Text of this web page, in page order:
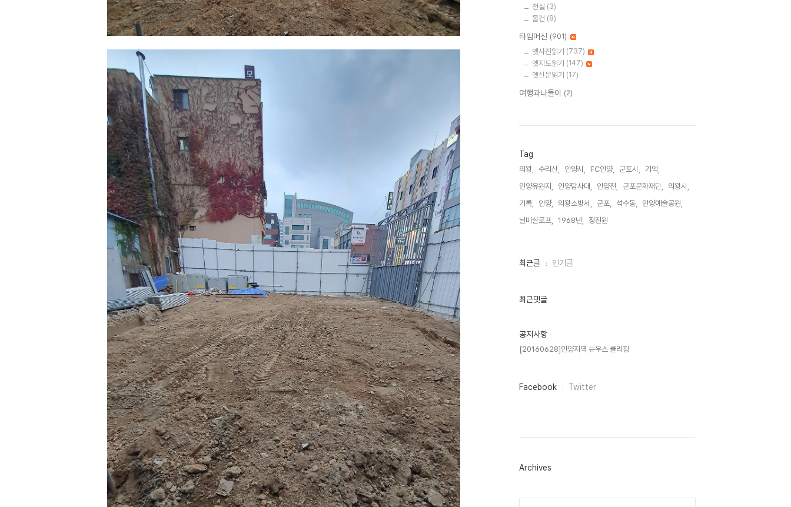
전설 (3)
물건 (8)
타임머신 (901)
옛사진읽기 (737)
옛지도읽기 (147)
옛신문읽기 (17)
여행과나들이 (2)
Tag
의왕, 수리산, 안양시, FC안양, 군포시,
기억,
안양유원지,
안양탐사대, 안양천, 군포문화재단,
의왕시,
기록,
안양, 의왕소방서, 군포, 석수동,
안양예술공원,
닐미샬로프,
1968년, 정진원,
최
인
최근글 인기글
최근댓글
공지사항
[20160628]안양지역 뉴우스 클리핑
페
그
Facebook Twitter
Archives